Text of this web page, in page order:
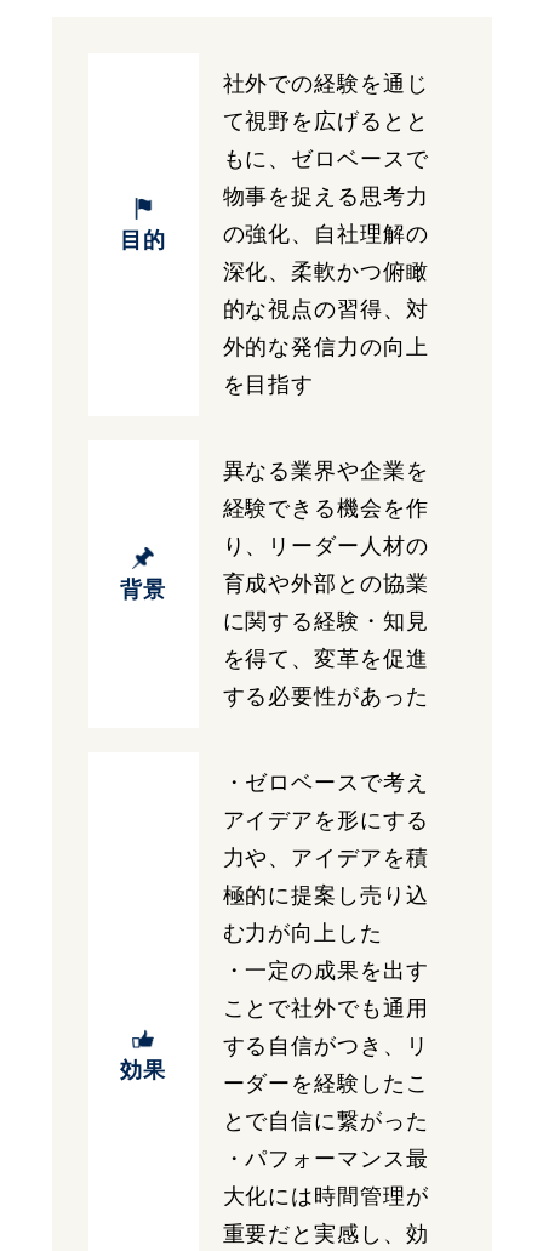
目的
社外での経験を通じ
て視野を広げるとと
もに、ゼロベースで
物事を捉える思考力
の強化、自社理解の
深化、柔軟かつ俯瞰
的な視点の習得、対
外的な発信力の向上
を目指す
背景
異なる業界や企業を
経験できる機会を作
り、リーダー人材の
育成や外部との協業
に関する経験・知見
を得て、変革を促進
する必要性があった
効果
・ゼロベースで考え
アイデアを形にする
力や、アイデアを積
極的に提案し売り込
む力が向上した
・一定の成果を出す
ことで社外でも通用
する自信がつき、リ
ーダーを経験したこ
とで自信に繋がった
・パフォーマンス最
大化には時間管理が
重要だと実感し、効